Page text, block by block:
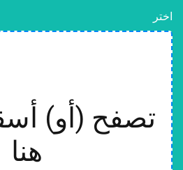
اختر
تصفح (أو)
هنا